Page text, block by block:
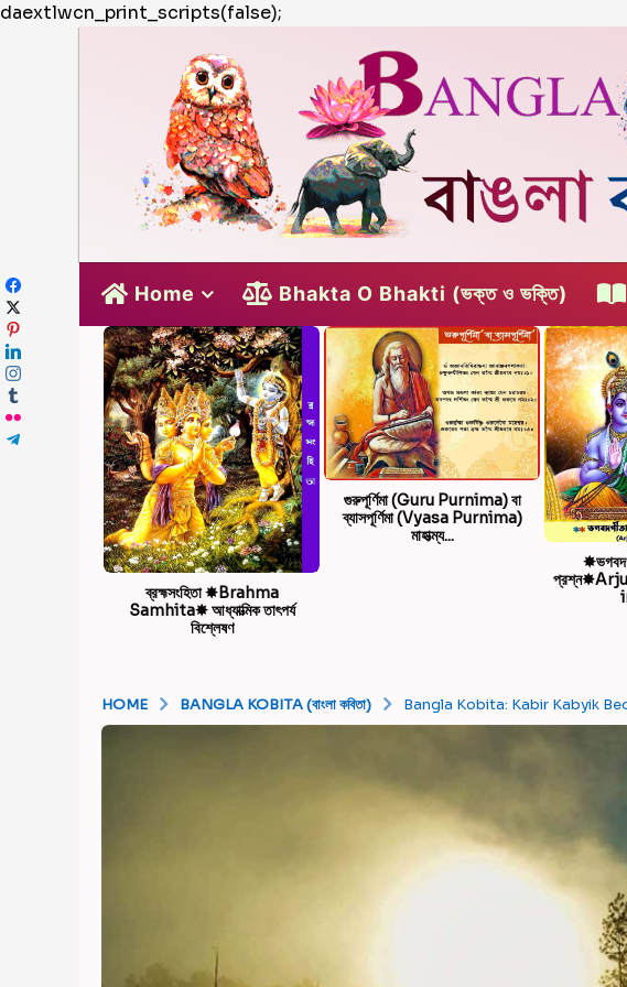
daextlwcn_print_scripts(false);
Home Bhakta O Bhakti (ভক্ত ও ভক্তি)
ব্রহ্মসংহিতা ✸Brahma
Samhita✸ আধ্যাত্মিক তাৎপর্য
বিশ্লেষণ
গুরুপূর্ণিমা (Guru Purnima) বা
ব্যাসপূর্ণিমা (Vyasa Purnima)
মাহাত্ম্য...
HOME BANGLA KOBITA (বাংলা কবিতা) Bangla Kobita: Kabir Kabyik